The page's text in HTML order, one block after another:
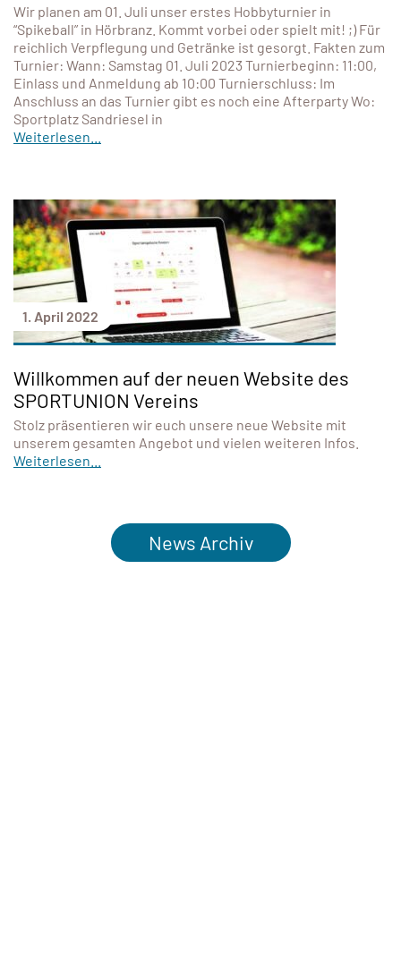
Wir planen am 01. Juli unser erstes Hobbyturnier in
“Spikeball” in Hörbranz. Kommt vorbei oder spielt mit! ;) Für
reichlich Verpflegung und Getränke ist gesorgt. Fakten zum
Turnier: Wann: Samstag 01. Juli 2023 Turnierbeginn: 11:00,
Einlass und Anmeldung ab 10:00 Turnierschluss: Im
Anschluss an das Turnier gibt es noch eine Afterparty Wo:
Sportplatz Sandriesel in
Weiterlesen...
1. April 2022
Willkommen auf der neuen Website des
SPORTUNION Vereins
Stolz präsentieren wir euch unsere neue Website mit
unserem gesamten Angebot und vielen weiteren Infos.
Weiterlesen...
News Archiv